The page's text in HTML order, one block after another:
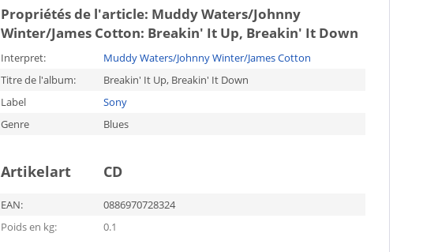
Propriétés de l'article: Muddy Waters/Johnny
Winter/James Cotton: Breakin' It Up, Breakin' It Down
Interpret:
Muddy Waters/Johnny Winter/James Cotton
Titre de l'album:
Breakin' It Up, Breakin' It Down
Label
Sony
Genre
Blues
Artikelart CD
EAN:
0886970728324
Poids en kg:
0.1